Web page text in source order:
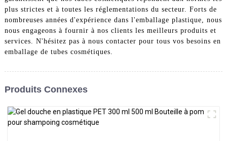
plus strictes et à toutes les réglementations du secteur. Forts de
nombreuses années d'expérience dans l'emballage plastique, nous
nous engageons à fournir à nos clients les meilleurs produits et
services. N'hésitez pas à nous contacter pour tous vos besoins en
emballage de tubes cosmétiques.
Produits Connexes